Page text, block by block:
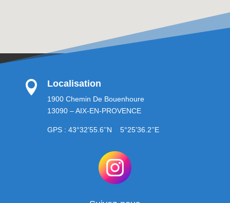
 Localisation
1900 Chemin De Bouenhoure
13090 – AIX-EN-PROVENCE
GPS : 43°32’55.6’’N 5°25’36.2’’E